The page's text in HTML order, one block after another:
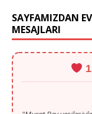
SAYFAMIZDAN
MESAJLARI
"Murat Bey